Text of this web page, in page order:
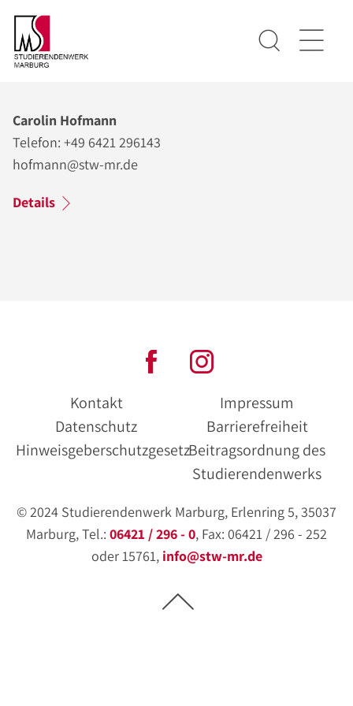
Carolin Hofmann
Telefon: +49 6421 296143
hofmann@stw-mr.de
Details
Kontakt
Impressum
Datenschutz
Barrierefreiheit
HinweisgeberschutzgesetzBeitragsordnung des
Studierendenwerks
© 2024 Studierendenwerk Marburg, Erlenring 5, 35037
Marburg, Tel.: 06421 / 296 - 0, Fax: 06421 / 296 - 252
oder 15761, info@stw-mr.de